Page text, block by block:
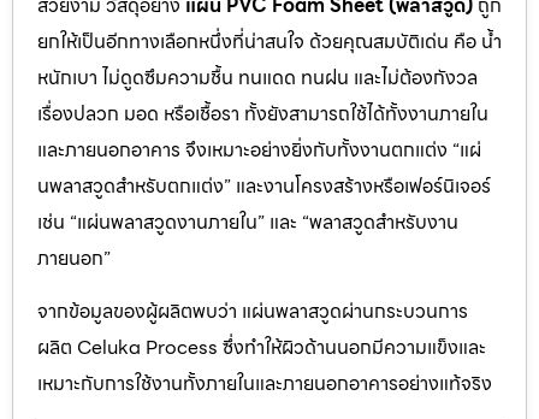
ยกให้เป็นอีกทางเลือกหนึ่งที่น่าสนใจ ด้วยคุณสมบัติเด่น คือ น้ำ
หนักเบา ไม่ดูดซึมความชื้น ทนแดด ทนฝน และไม่ต้องกังวล
เรื่องปลวก มอด หรือเชื้อรา ทั้งยังสามารถใช้ได้ทั้งงานภายใน
และภายนอกอาคาร จึงเหมาะอย่างยิ่งกับทั้งงานตกแต่ง “แผ่
นพลาสวูดสำหรับตกแต่ง” และงานโครงสร้างหรือเฟอร์นิเจอร์
เช่น “แผ่นพลาสวูดงานภายใน” และ “พลาสวูดสำหรับงาน
ภายนอก”
จากข้อมูลของผู้ผลิตพบว่า แผ่นพลาสวูดผ่านกระบวนการ
ผลิต Celuka Process ซึ่งทำให้ผิวด้านนอกมีความแข็งและ
เหมาะกับการใช้งานทั้งภายในและภายนอกอาคารอย่างแท้จริง